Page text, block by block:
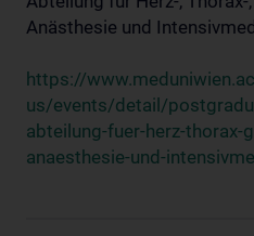
Anästhesie und
https://
us/events/detail/
abteilung-fuer-herz-thorax-
anaesthesie-und-